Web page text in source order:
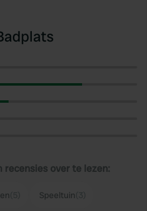
recensies over te lezen:
Speeltuin